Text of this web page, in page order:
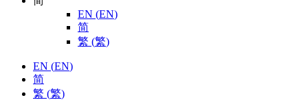
EN (EN)
简
繁 (繁)
EN (EN)
简
繁 (繁)